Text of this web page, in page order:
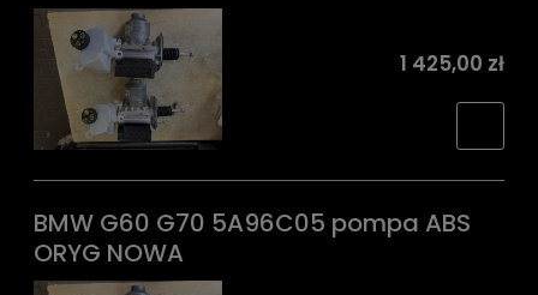
1 425,00 zł
BMW G60 G70 5A96C05 pompa ABS
ORYG NOWA